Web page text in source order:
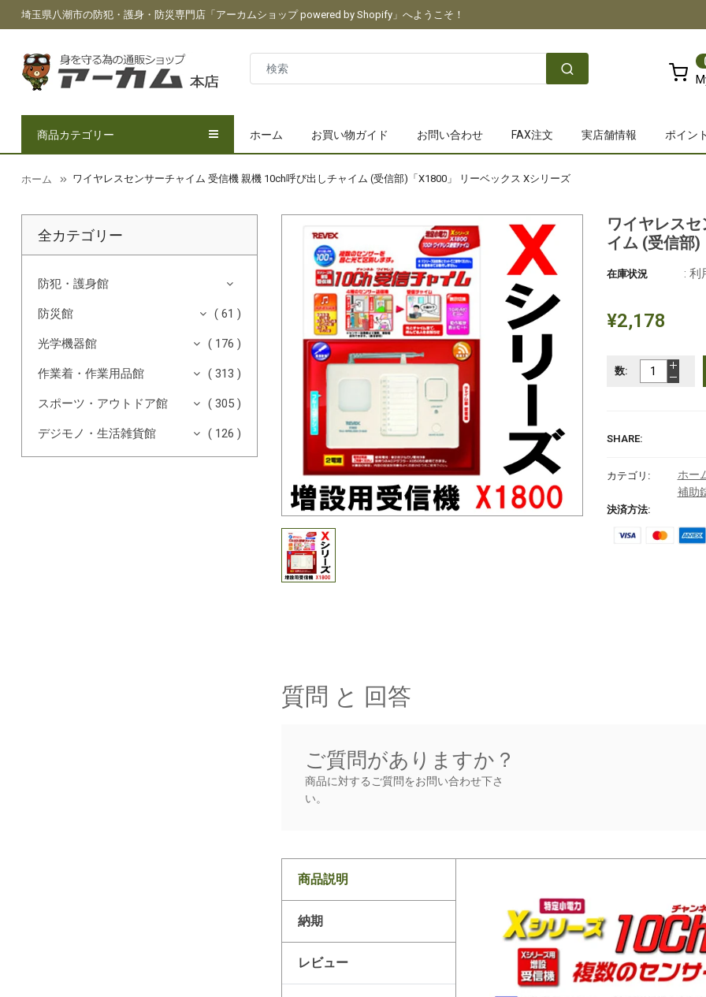
埼玉県八潮市の防犯・護身・防災専門店「アーカムショップ powered by Shopify」へようこそ！
商品カテゴリー ホーム お買い物ガイド お問い合わせ FAX注文 実店舗情報 ポイン
ホーム ワイヤレスセンサーチャイム 受信機 親機 10ch呼び出しチャイム (受信部)「X1800」 リーベックス Xシリーズ
全カテゴリー
防犯・護身館
防災館 ( 61 )
光学機器館 ( 176 )
作業着・作業用品館 ( 313 )
スポーツ・アウトドア館 ( 305 )
デジモノ・生活雑貨館 ( 126 )
ワイヤレス
イム (受信部)
在庫状況 : 利
¥2,178
数:
SHARE:
カテゴリ:
ホー
補助
決済方法:
質問 と 回答
ご質問がありますか？
商品に対するご質問をお問い合わせ下さ
い。
商品説明
納期
レビュー